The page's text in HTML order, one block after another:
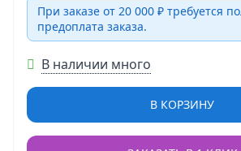
При заказе от 20 000 ₽ требуется
предоплата заказа.
В наличии много
В КОРЗИНУ